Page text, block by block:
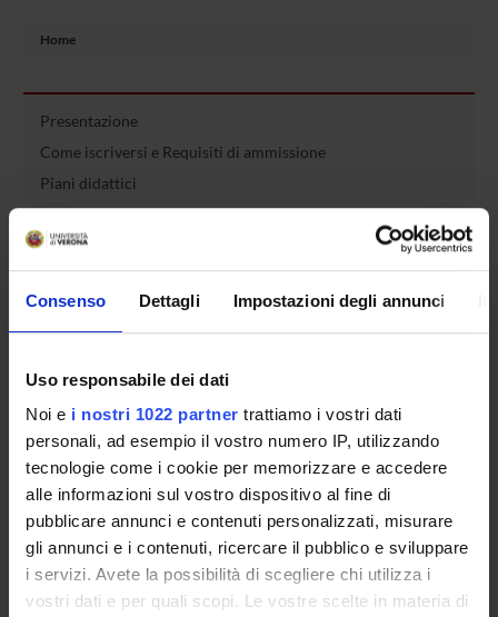
Consenso Dettagli Impostazioni degli annunci
Uso responsabile dei dati
Noi e i nostri 1022 partner trattiamo i vostri dati
personali, ad esempio il vostro numero IP, utilizzando
tecnologie come i cookie per memorizzare e accedere
alle informazioni sul vostro dispositivo al fine di
pubblicare annunci e contenuti personalizzati, misurare
gli annunci e i contenuti, ricercare il pubblico e sviluppare
i servizi. Avete la possibilità di scegliere chi utilizza i
vostri dati e per quali scopi. Le vostre scelte in materia di
Home
Presentazione
Come iscriversi e Requisiti di ammissione
Piani didattici
Insegnamenti
Bacheca avvisi
Organi collegiali e di governo
Rete formativa
Servizio Studenti Internazionali
OFFERTA FORMATIVA
SEMESTRE FILTRO
CORSI DI LAUREA